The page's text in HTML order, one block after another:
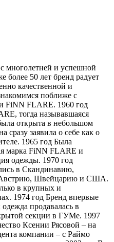
многолетней и успешной
более 50 лет бренд радует
качественной и
поближе с
FiNN FLARE. 1960 год
тогда называвшаяся
открыта в небольшом
сразу заявила о себе как о
1965 год Была
марка FiNN FLARE и
одежды. 1970 год
в Скандинавию,
Швейцарию и США.
в крупных и
1974 год Бренд впервые
продавалась в
секции в ГУМе. 1997
Ксении Рясовой – на
компании – с Раймо